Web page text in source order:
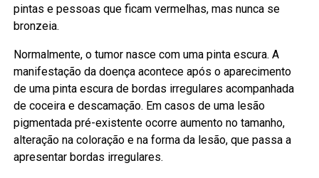
pintas e pessoas que ficam vermelhas, mas nunca se
bronzeia.
Normalmente, o tumor nasce com uma pinta escura. A
manifestação da doença acontece após o aparecimento
de uma pinta escura de bordas irregulares acompanhada
de coceira e descamação. Em casos de uma lesão
pigmentada pré-existente ocorre aumento no tamanho,
alteração na coloração e na forma da lesão, que passa a
apresentar bordas irregulares.